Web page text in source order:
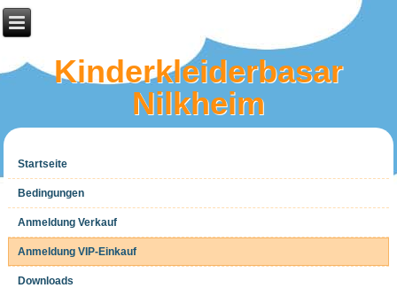
Kinderkleiderbasar
Nilkheim
Startseite
Bedingungen
Anmeldung Verkauf
Anmeldung VIP-Einkauf
Downloads